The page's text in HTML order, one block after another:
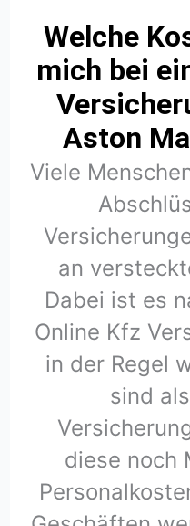
Welche
mich bei
Aston
Viele
an
Dabei ist es
Online Kfz
in der Regel
sind
diese noch